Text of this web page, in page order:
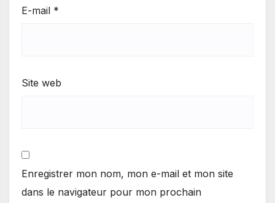
E-mail *
Site web
Enregistrer mon nom, mon e-mail et mon site
dans le navigateur pour mon prochain